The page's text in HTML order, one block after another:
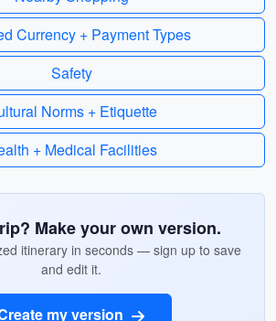
Currency + Payment Types
Safety
Norms + Etiquette
+ Medical Facilities
Make your own version.
itinerary in seconds — sign up to save
and edit it.
my version